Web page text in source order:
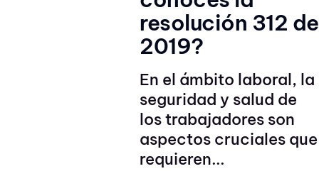
resolución 312 de
2019?
En el ámbito laboral, la
seguridad y salud de
los trabajadores son
aspectos cruciales que
requieren...